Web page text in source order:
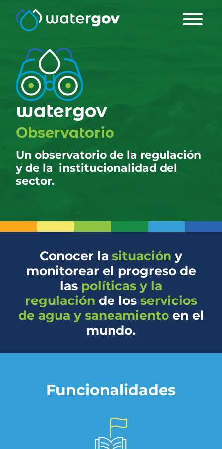
watergov
Observatorio
Un observatorio de la regulación
y de la institucionalidad del
sector.
Conocer la situación y
monitorear el progresode
las políticas y la
regulación de los servicios
de agua y saneamientoen el
mundo.
Funcionalidades